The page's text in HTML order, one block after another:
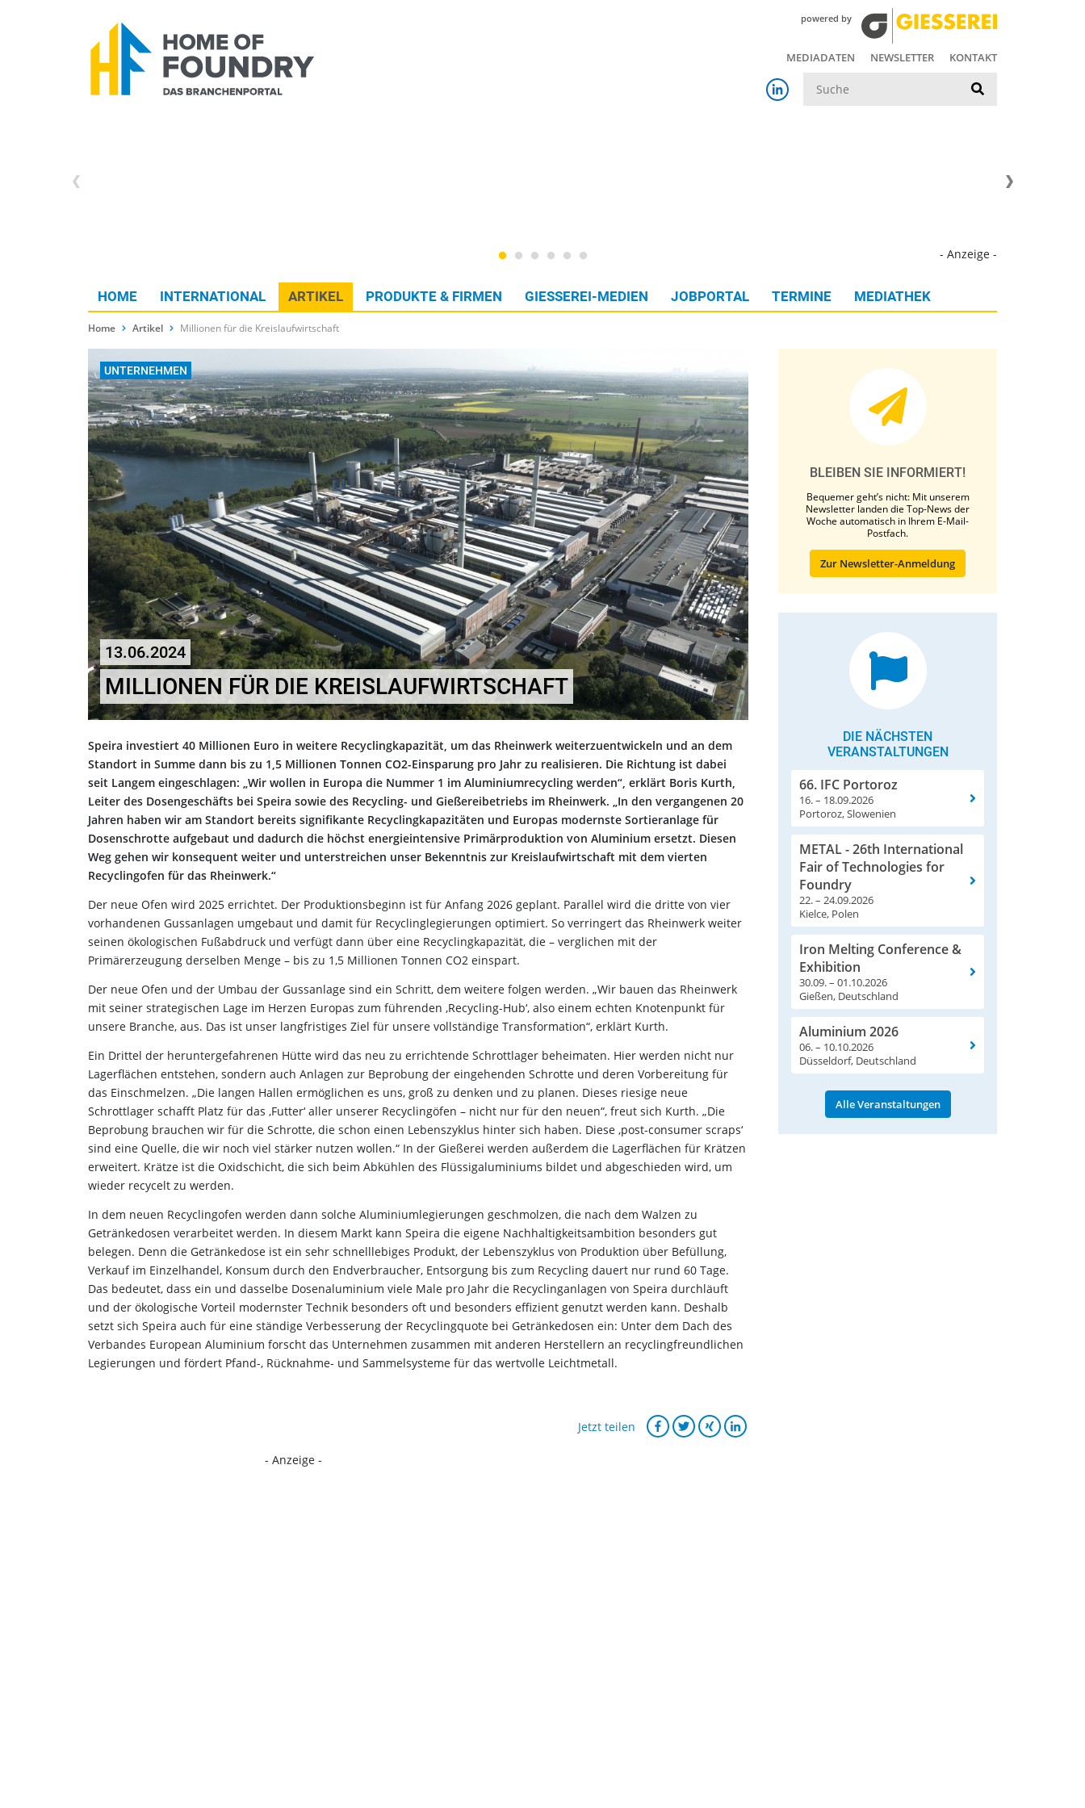
powered by
MEDIADATEN NEWSLETTER KONTAKT
- Anzeige -
HOME INTERNATIONAL ARTIKEL PRODUKTE & FIRMEN GIESSEREI-MEDIEN JOBPORTAL TERMINE MEDIATHEK
Home Artikel Millionen für die Kreislaufwirtschaft
UNTERNEHMEN
13.06.2024
MILLIONEN FÜR DIE KREISLAUFWIRTSCHAFT
Speira investiert 40 Millionen Euro in weitere Recyclingkapazität, um das Rheinwerk weiterzuentwickeln und an dem
Standort in Summe dann bis zu 1,5 Millionen Tonnen CO2-Einsparung pro Jahr zu realisieren. Die Richtung ist dabei
seit Langem eingeschlagen: „Wir wollen in Europa die Nummer 1 im Aluminiumrecycling werden“, erklärt Boris Kurth,
Leiter des Dosengeschäfts bei Speira sowie des Recycling- und Gießereibetriebs im Rheinwerk. „In den vergangenen 20
Jahren haben wir am Standort bereits signifikante Recyclingkapazitäten und Europas modernste Sortieranlage für
Dosenschrotte aufgebaut und dadurch die höchst energieintensive Primärproduktion von Aluminium ersetzt. Diesen
Weg gehen wir konsequent weiter und unterstreichen unser Bekenntnis zur Kreislaufwirtschaft mit dem vierten
Recyclingofen für das Rheinwerk.“
Der neue Ofen wird 2025 errichtet. Der Produktionsbeginn ist für Anfang 2026 geplant. Parallel wird die dritte von vier
vorhandenen Gussanlagen umgebaut und damit für Recyclinglegierungen optimiert. So verringert das Rheinwerk weiter
seinen ökologischen Fußabdruck und verfügt dann über eine Recyclingkapazität, die – verglichen mit der
Primärerzeugung derselben Menge – bis zu 1,5 Millionen Tonnen CO2 einspart.
Der neue Ofen und der Umbau der Gussanlage sind ein Schritt, dem weitere folgen werden. „Wir bauen das Rheinwerk
mit seiner strategischen Lage im Herzen Europas zum führenden ‚Recycling-Hub‘, also einem echten Knotenpunkt für
unsere Branche, aus. Das ist unser langfristiges Ziel für unsere vollständige Transformation“, erklärt Kurth.
Ein Drittel der heruntergefahrenen Hütte wird das neu zu errichtende Schrottlager beheimaten. Hier werden nicht nur
Lagerflächen entstehen, sondern auch Anlagen zur Beprobung der eingehenden Schrotte und deren Vorbereitung für
das Einschmelzen. „Die langen Hallen ermöglichen es uns, groß zu denken und zu planen. Dieses riesige neue
Schrottlager schafft Platz für das ‚Futter‘ aller unserer Recyclingöfen – nicht nur für den neuen“, freut sich Kurth. „Die
Beprobung brauchen wir für die Schrotte, die schon einen Lebenszyklus hinter sich haben. Diese ‚post-consumer scraps‘
sind eine Quelle, die wir noch viel stärker nutzen wollen.“ In der Gießerei werden außerdem die Lagerflächen für Krätzen
erweitert. Krätze ist die Oxidschicht, die sich beim Abkühlen des Flüssigaluminiums bildet und abgeschieden wird, um
wieder recycelt zu werden.
In dem neuen Recyclingofen werden dann solche Aluminiumlegierungen geschmolzen, die nach dem Walzen zu
Getränkedosen verarbeitet werden. In diesem Markt kann Speira die eigene Nachhaltigkeitsambition besonders gut
belegen. Denn die Getränkedose ist ein sehr schnelllebiges Produkt, der Lebenszyklus von Produktion über Befüllung,
Verkauf im Einzelhandel, Konsum durch den Endverbraucher, Entsorgung bis zum Recycling dauert nur rund 60 Tage.
Das bedeutet, dass ein und dasselbe Dosenaluminium viele Male pro Jahr die Recyclinganlagen von Speira durchläuft
und der ökologische Vorteil modernster Technik besonders oft und besonders effizient genutzt werden kann. Deshalb
setzt sich Speira auch für eine ständige Verbesserung der Recyclingquote bei Getränkedosen ein: Unter dem Dach des
Verbandes European Aluminium forscht das Unternehmen zusammen mit anderen Herstellern an recyclingfreundlichen
Legierungen und fördert Pfand-, Rücknahme- und Sammelsysteme für das wertvolle Leichtmetall.
Jetzt teilen
BLEIBEN SIE INFORMIERT!
Bequemer geht’s nicht: Mit unserem
Newsletter landen die Top-News der
Woche automatisch in Ihrem E-Mail-
Postfach.
Zur Newsletter-Anmeldung
DIE NÄCHSTEN
VERANSTALTUNGEN
66. IFC Portoroz
16. – 18.09.2026
Portoroz, Slowenien
METAL - 26th International
Fair of Technologies for
Foundry
22. – 24.09.2026
Kielce, Polen
Iron Melting Conference &
Exhibition
30.09. – 01.10.2026
Gießen, Deutschland
Aluminium 2026
06. – 10.10.2026
Düsseldorf, Deutschland
Alle Veranstaltungen
- Anzeige -